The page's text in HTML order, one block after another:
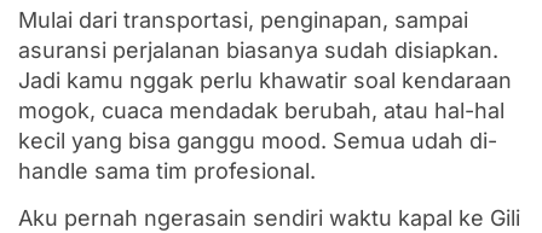
Mulai dari transportasi, penginapan, sampai
asuransi perjalanan biasanya sudah disiapkan.
Jadi kamu nggak perlu khawatir soal kendaraan
mogok, cuaca mendadak berubah, atau hal-hal
kecil yang bisa ganggu mood. Semua udah di-
handle sama tim profesional.
Aku pernah ngerasain sendiri waktu kapal ke Gili